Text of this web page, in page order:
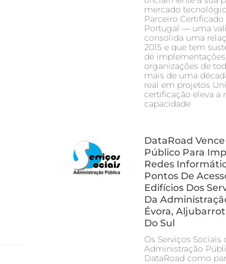
mercado
Parceiro
Portugal — uma
consolida uma
2015 e que tem
de
organizações de
mais de uma
real em projetos
certificação eleva a
capacidade
DataRoad
Público Para
Redes
Pontos De
Edifícios Dos
Da
Évora,
Do Sul
Os Serviços Sociais
Administração
DataRoad como